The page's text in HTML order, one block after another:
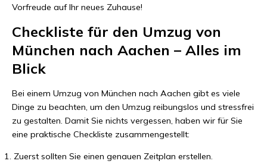
Vorfreude auf Ihr neues Zuhause!
Checkliste für den Umzug von
München nach Aachen – Alles im
Blick
Bei einem Umzug von München nach Aachen gibt es viele
Dinge zu beachten, um den Umzug reibungslos und stressfrei
zu gestalten. Damit Sie nichts vergessen, haben wir für Sie
eine praktische Checkliste zusammengestellt:
Zuerst sollten Sie einen genauen Zeitplan erstellen.